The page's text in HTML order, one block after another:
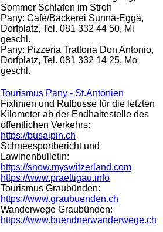
Sommer Schlafen im Stroh
Pany: Café/Bäckerei Sunnä-Eggä,
Dorfplatz, Tel. 081 332 44 50, Mi
geschl.
Pany: Pizzeria Trattoria Don Antonio,
Dorfplatz, Tel. 081 332 14 25, Mo
geschl.
Tourismus Pany - St.Antönien
Fixlinien und Rufbusse für die letzten
Kilometer ab der Endhaltestelle des
öffentlichen Verkehrs:
https://busalpin.ch
Schneesportbericht und
Lawinenbulletin:
https://snow.myswitzerland.com
https://www.praettigau.info
Tourismus Graubünden:
https://www.graubuenden.ch
Wanderwege Graubünden:
https://www.buendnerwanderwege.ch